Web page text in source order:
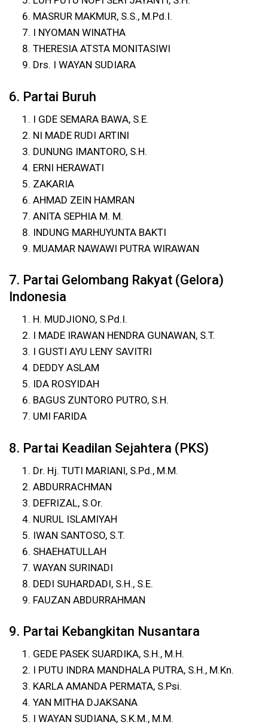
MASRUR MAKMUR, S.S., M.Pd.I.
I NYOMAN WINATHA
THERESIA ATSTA MONITASIWI
Drs. I WAYAN SUDIARA
6. Partai Buruh
I GDE SEMARA BAWA, S.E.
NI MADE RUDI ARTINI
DUNUNG IMANTORO, S.H.
ERNI HERAWATI
ZAKARIA
AHMAD ZEIN HAMRAN
ANITA SEPHIA M. M.
INDUNG MARHUYUNTA BAKTI
MUAMAR NAWAWI PUTRA WIRAWAN
7. Partai Gelombang Rakyat (Gelora)
Indonesia
H. MUDJIONO, S.Pd.I.
I MADE IRAWAN HENDRA GUNAWAN, S.T.
I GUSTI AYU LENY SAVITRI
DEDDY ASLAM
IDA ROSYIDAH
BAGUS ZUNTORO PUTRO, S.H.
UMI FARIDA
8. Partai Keadilan Sejahtera (PKS)
Dr. Hj. TUTI MARIANI, S.Pd., M.M.
ABDURRACHMAN
DEFRIZAL, S.Or.
NURUL ISLAMIYAH
IWAN SANTOSO, S.T.
SHAEHATULLAH
WAYAN SURINADI
DEDI SUHARDADI, S.H., S.E.
FAUZAN ABDURRAHMAN
9. Partai Kebangkitan Nusantara
GEDE PASEK SUARDIKA, S.H., M.H.
I PUTU INDRA MANDHALA PUTRA, S.H., M.Kn.
KARLA AMANDA PERMATA, S.Psi.
YAN MITHA DJAKSANA
I WAYAN SUDIANA, S.K.M., M.M.